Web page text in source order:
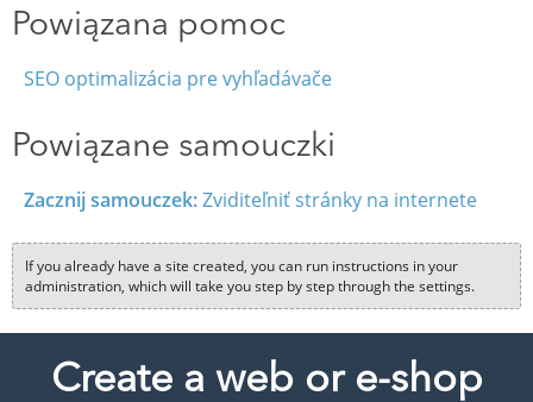
Powiązana pomoc
SEO optimalizácia pre vyhľadávače
Powiązane samouczki
Zacznij samouczek:Zviditeľniť stránky na internete
If you already have a site created, you can run instructions in your
administration, which will take you step by step through the settings.
Create a web or e-shop